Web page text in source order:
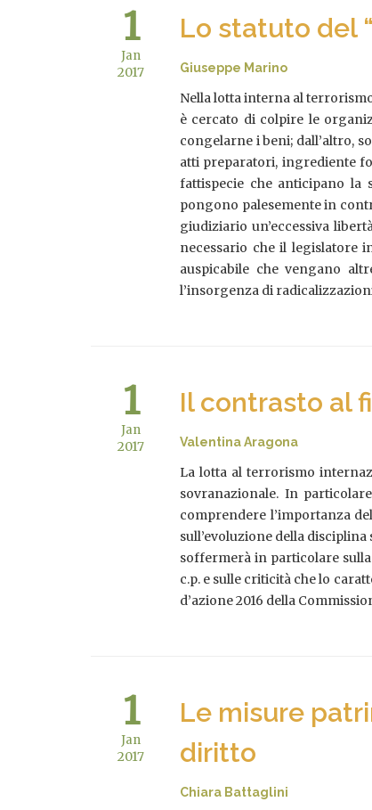
Lo statuto del
Giuseppe Marino
Nella lotta interna al
è cercato di colpire le
congelarne i beni; dall’altro,
atti preparatori, ingrediente
fattispecie che anticipano la
pongono palesemente in
giudiziario un’eccessiva
necessario che il legislatore
auspicabile che vengano
l’insorgenza di
1
Jan
2017
Il contrasto al
Valentina Aragona
La lotta al terrorismo
sovranazionale. In
comprendere l’importanza
sull’evoluzione della
soffermerà in particolare
c.p. e sulle criticità che lo
d’azione 2016 della
1
Jan
2017
Le misure
diritto
Chiara Battaglini
1
Jan
2017